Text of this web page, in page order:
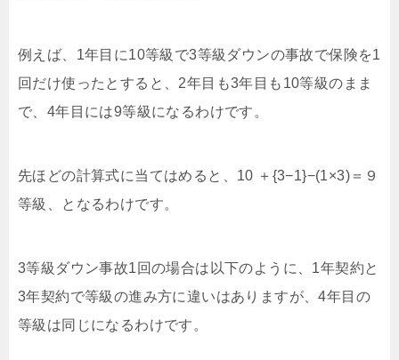
例えば、1年目に10等級で3等級ダウンの事故で保険を1
回だけ使ったとすると、2年目も3年目も10等級のまま
で、4年目には9等級になるわけです。
先ほどの計算式に当てはめると、10 ＋{3−1}−(1×3)＝９
等級、となるわけです。
3等級ダウン事故1回の場合は以下のように、1年契約と
3年契約で等級の進み方に違いはありますが、4年目の
等級は同じになるわけです。